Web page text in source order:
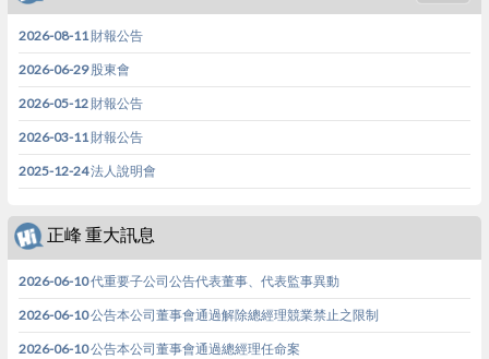
2026-08-11 財報公告
2026-06-29 股東會
2026-05-12 財報公告
2026-03-11 財報公告
2025-12-24 法人說明會
正峰 重大訊息
2026-06-10 代重要子公司公告代表董事、代表監事異動
2026-06-10 公告本公司董事會通過解除總經理競業禁止之限制
2026-06-10 公告本公司董事會通過總經理任命案